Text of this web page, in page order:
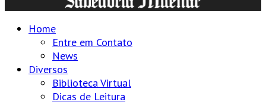
Home
Entre em Contato
News
Diversos
Biblioteca Virtual
Dicas de Leitura